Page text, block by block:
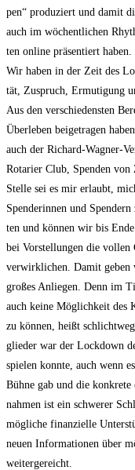
pen“ pro­du­ziert und damit
auch im wöchent­li­chen
ten online prä­sen­tiert haben.
Wir haben in der Zeit des
tät, Zuspruch, Ermu­ti­gung
Aus den ver­schie­dens­ten
Über­le­ben bei­getra­gen
auch der Richard-Wag­ner-
Rota­ri­er Club, Spen­den von
Stel­le sei es mir erlaubt,
Spen­de­rin­nen und
ten und kön­nen wir bis
bei Vor­stel­lun­gen die vol­len
ver­wirk­li­chen. Damit geben
gro­ßes Anlie­gen. Denn im
auch kei­ne Mög­lich­keit des
zu kön­nen, heißt
glie­der war der Lock­down
spie­len konn­te, auch wenn
Büh­ne gab und die
nah­men ist ein schwe­rer
mög­li­che finan­zi­el­le
neu­en Infor­ma­tio­nen über
wei­ter­ge­reicht.